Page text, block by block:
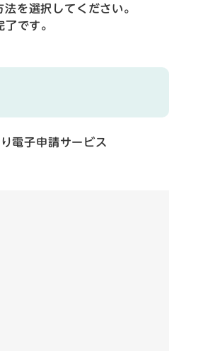
を選択してください。​
です。
り電子申請サービス